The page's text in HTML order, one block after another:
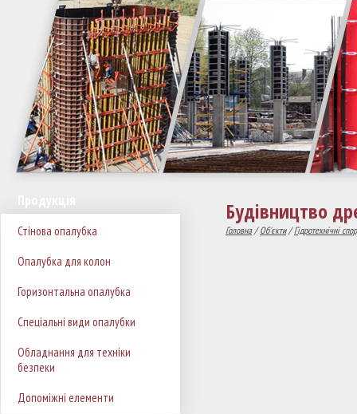
Стінова опалубка
Опалубка для колон
Горизонтальна опалубка
Спеціальні види опалубки
Обладнання для техніки
безпеки
Допоміжні елементи
Будівництво
Головна/Об'єкти/Гідротехнічні